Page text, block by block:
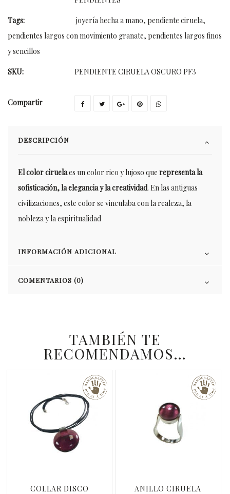
Tags: joyería hecha a mano, pendiente ciruela,
pendientes largos con movimiento granate, pendientes largos finos
y sencillos
SKU: PENDIENTE CIRUELA OSCURO PF3
Compartir
DESCRIPCIÓN
El color ciruelaes un color rico y lujoso que representa la
sofisticación, la elegancia y la creatividad. En las antiguas
civilizaciones, este color se vinculaba con la realeza, la
nobleza y la espiritualidad
INFORMACIÓN ADICIONAL
COMENTARIOS (0)
TAMBIÉN TE
RECOMENDAMOS…
COLLAR DISCO ANILLO CIRUELA